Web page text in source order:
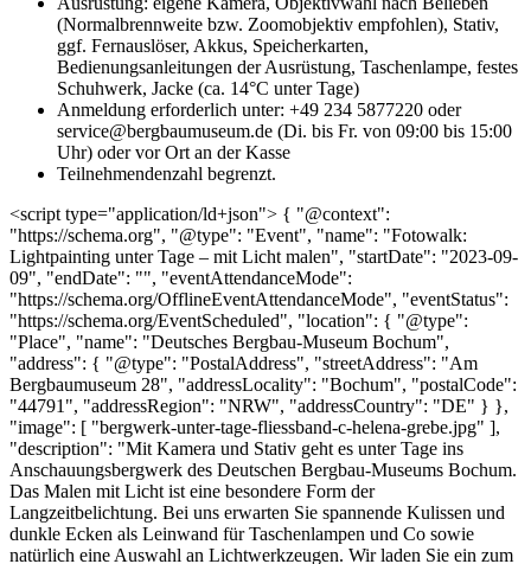
(Normalbrennweite bzw. Zoomobjektiv empfohlen), Stativ,
ggf. Fernauslöser, Akkus, Speicherkarten,
Bedienungsanleitungen der Ausrüstung, Taschenlampe, festes
Schuhwerk, Jacke (ca. 14°C unter Tage)
Anmeldung erforderlich unter: +49 234 5877220 oder
service@bergbaumuseum.de (Di. bis Fr. von 09:00 bis 15:00
Uhr) oder vor Ort an der Kasse
Teilnehmendenzahl begrenzt.
<script type="application/ld+json"> { "@context":
"https://schema.org", "@type": "Event", "name": "Fotowalk:
Lightpainting unter Tage – mit Licht malen", "startDate": "2023-09-
09", "endDate": "", "eventAttendanceMode":
"https://schema.org/OfflineEventAttendanceMode", "eventStatus":
"https://schema.org/EventScheduled", "location": { "@type":
"Place", "name": "Deutsches Bergbau-Museum Bochum",
"address": { "@type": "PostalAddress", "streetAddress": "Am
Bergbaumuseum 28", "addressLocality": "Bochum", "postalCode":
"44791", "addressRegion": "NRW", "addressCountry": "DE" } },
"image": [ "bergwerk-unter-tage-fliessband-c-helena-grebe.jpg" ],
"description": "Mit Kamera und Stativ geht es unter Tage ins
Anschauungsbergwerk des Deutschen Bergbau-Museums Bochum.
Das Malen mit Licht ist eine besondere Form der
Langzeitbelichtung. Bei uns erwarten Sie spannende Kulissen und
dunkle Ecken als Leinwand für Taschenlampen und Co sowie
natürlich eine Auswahl an Lichtwerkzeugen. Wir laden Sie ein zum